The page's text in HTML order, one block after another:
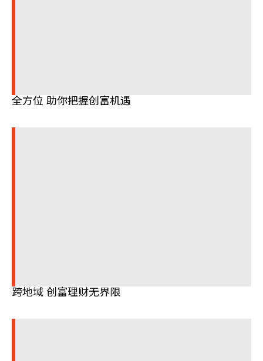
全方位 助你把握创富机遇
跨地域 创富理财无界限